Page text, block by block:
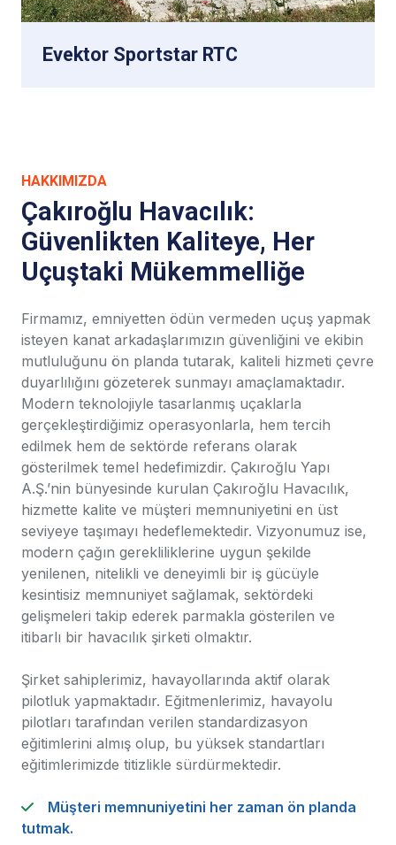
Evektor Sportstar RTC
HAKKIMIZDA
Çakıroğlu Havacılık:
Güvenlikten Kaliteye, Her
Uçuştaki Mükemmelliğe
Firmamız, emniyetten ödün vermeden uçuş yapmak
isteyen kanat arkadaşlarımızın güvenliğini ve ekibin
mutluluğunu ön planda tutarak, kaliteli hizmeti çevre
duyarlılığını gözeterek sunmayı amaçlamaktadır.
Modern teknolojiyle tasarlanmış uçaklarla
gerçekleştirdiğimiz operasyonlarla, hem tercih
edilmek hem de sektörde referans olarak
gösterilmek temel hedefimizdir. Çakıroğlu Yapı
A.Ş.’nin bünyesinde kurulan Çakıroğlu Havacılık,
hizmette kalite ve müşteri memnuniyetini en üst
seviyeye taşımayı hedeflemektedir. Vizyonumuz ise,
modern çağın gerekliliklerine uygun şekilde
yenilenen, nitelikli ve deneyimli bir iş gücüyle
kesintisiz memnuniyet sağlamak, sektördeki
gelişmeleri takip ederek parmakla gösterilen ve
itibarlı bir havacılık şirketi olmaktır.
Şirket sahiplerimiz, havayollarında aktif olarak
pilotluk yapmaktadır. Eğitmenlerimiz, havayolu
pilotları tarafından verilen standardizasyon
eğitimlerini almış olup, bu yüksek standartları
eğitimlerimizde titizlikle sürdürmektedir.
Müşteri memnuniyetini her zaman ön planda
tutmak.